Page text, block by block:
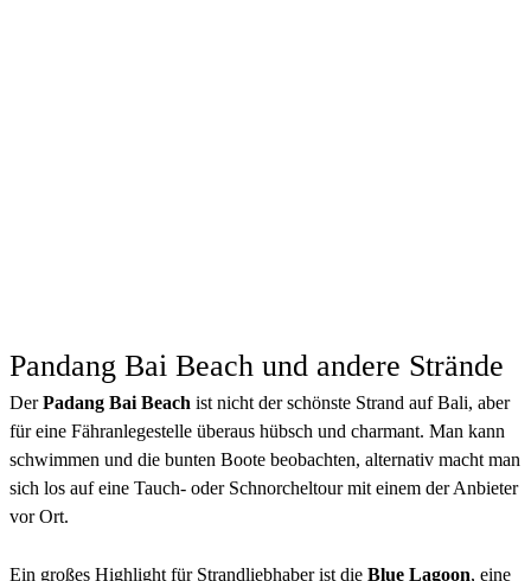
Pandang Bai Beach und andere Strände
DerPadang Bai Beach ist nicht der schönste Strand auf Bali, aber
für eine Fähranlegestelle überaus hübsch und charmant. Man kann
schwimmen und die bunten Boote beobachten, alternativ macht man
sich los auf eine Tauch- oder Schnorcheltour mit einem der Anbieter
vor Ort.
Ein großes Highlight für Strandliebhaber ist die Blue Lagoon, eine